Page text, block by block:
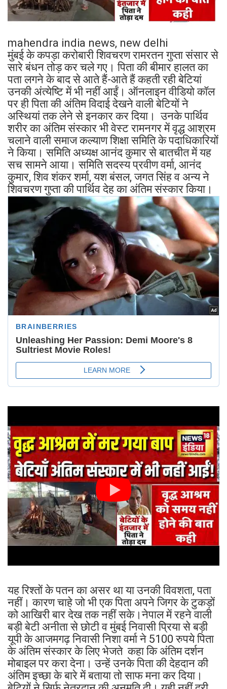
mahendra india news, new delhi
मुंबई के कपड़ा करोबारी शिवचरण रामरतन गुप्ता संसार से
सारे बंधन तोड़ कर चले गए। पिता की बीमार हालत का
पता लगने के बाद से आते हैं-आते हैं कहती रही बेटियां
उनकी अंत्येष्टि में भी नहीं आईं। ऑनलाइन वीडियो कॉल
पर ही पिता की अंतिम विदाई देखने वाली बेटियों ने
अस्थियां तक लेने से इनकार कर दिया। उनके पार्थिव
शरीर का अंतिम संस्कार भी वेस्ट रामनगर में वृद्ध आश्रम
चलाने वाली समाज कल्याण शिक्षा समिति के पदाधिकारियों
ने किया। समिति अध्यक्ष आनंद कुमार से बातचीत में यह
सच सामने आया। समिति सदस्य प्रवीण वर्मा, आनंद
कुमार, शिव शंकर शर्मा, यश बंसल, जगत सिंह व अन्य ने
शिवचरण गुप्ता की पार्थिव देह का अंतिम संस्कार किया।
यह रिश्तों के पतन का असर था या उनकी विवशता, पता
नहीं। कारण चाहे जो भी एक पिता अपने जिगर के टुकड़ों
को आखिरी बार देख तक नहीं सके।नेपाल में रहने वाली
बड़ी बेटी अनीता से छोटी व मुंबई निवासी प्रिया से बड़ी
यूपी के आजमगढ़ निवासी निशा वर्मा ने 5100 रुपये पिता
के अंतिम संस्कार के लिए भेजते कहा कि अंतिम दर्शन
मोबाइल पर करा देना। उन्हें उनके पिता की देहदान की
अंतिम इच्छा के बारे में बताया तो साफ मना कर दिया।